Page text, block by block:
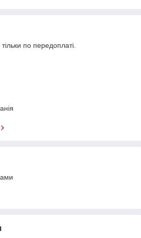
по передоплаті.